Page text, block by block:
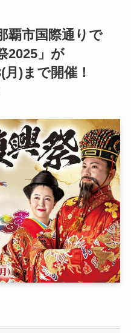
覇市国際通りで
2025」が
)まで開催！